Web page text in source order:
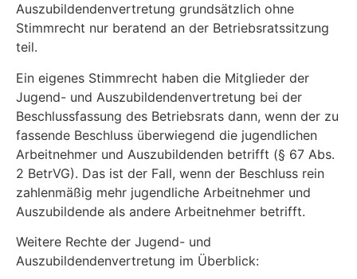
Auszubildendenvertretung grundsätzlich ohne
Stimmrecht nur beratend an der Betriebsratssitzung
teil.
Ein eigenes Stimmrecht haben die Mitglieder der
Jugend- und Auszubildendenvertretung bei der
Beschlussfassung des Betriebsrats dann, wenn der zu
fassende Beschluss überwiegend die jugendlichen
Arbeitnehmer und Auszubildenden betrifft (§ 67 Abs.
2 BetrVG). Das ist der Fall, wenn der Beschluss rein
zahlenmäßig mehr jugendliche Arbeitnehmer und
Auszubildende als andere Arbeitnehmer betrifft.
Weitere Rechte der Jugend- und
Auszubildendenvertretung im Überblick: